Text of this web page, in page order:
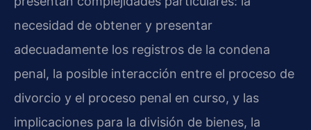
necesidad de obtener y presentar
adecuadamente los registros de la condena
penal, la posible interacción entre el proceso de
divorcio y el proceso penal en curso, y las
implicaciones para la división de bienes, la